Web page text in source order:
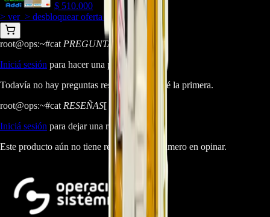
$ 510.000
> ver_ > desbloquear oferta_
root@ops:~#cat PREGUNTAS [ 0 ]
Iniciá sesión para hacer una pregunta.
Todavía no hay preguntas respondidas. Hacé la primera.
root@ops:~#cat RESEÑAS[ 0 ]
Iniciá sesión para dejar una reseña.
Este producto aún no tiene reseñas. Sé el primero en opinar.